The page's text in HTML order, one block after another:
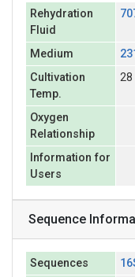
Rehydration
Fluid
Medium
Cultivation
Temp.
28
Oxygen
Relationship
Information for
Users
Sequence
Sequences